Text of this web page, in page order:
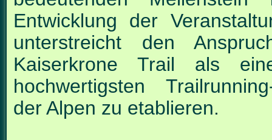
Entwicklung der
unterstreicht den
Kaiserkrone Trail als
hochwertigsten
der Alpen zu etablieren.